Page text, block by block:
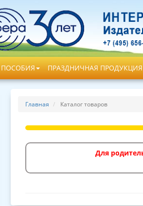
ПРАЗДНИЧНАЯ ПРОДУКЦИЯ
Главная Каталог товаров
Для